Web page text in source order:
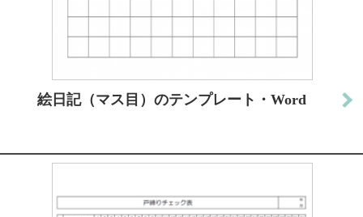
絵日記（マス目）のテンプレート・Word